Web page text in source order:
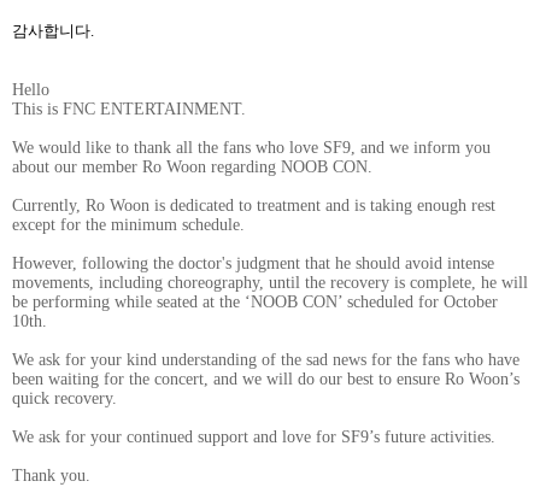
감사합니다.
Hello
This is FNC ENTERTAINMENT.
We would like to thank all the fans who love SF9, and we inform you
about our member Ro Woon regarding NOOB CON.
Currently, Ro Woon is dedicated to treatment and is taking enough rest
except for the minimum schedule.
However, following the doctor's judgment that he should avoid intense
movements, including choreography, until the recovery is complete, he will
be performing while seated at the ‘NOOB CON’ scheduled for October
10th.
We ask for your kind understanding of the sad news for the fans who have
been waiting for the concert, and we will do our best to ensure Ro Woon’s
quick recovery.
We ask for your continued support and love for SF9’s future activities.
Thank you.